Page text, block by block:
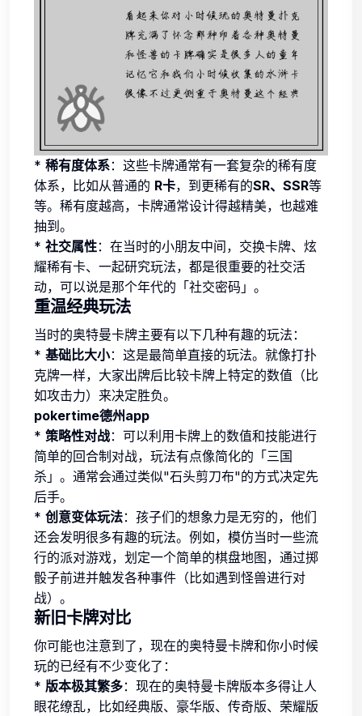
* 稀有度体系：这些卡牌通常有一套复杂的稀有度
体系，比如从普通的 R卡，到更稀有的SR、SSR等
等。稀有度越高，卡牌通常设计得越精美，也越难
抽到。
* 社交属性：在当时的小朋友中间，交换卡牌、炫
耀稀有卡、一起研究玩法，都是很重要的社交活
动，可以说是那个年代的「社交密码」。
重温经典玩法
当时的奥特曼卡牌主要有以下几种有趣的玩法：
* 基础比大小：这是最简单直接的玩法。就像打扑
克牌一样，大家出牌后比较卡牌上特定的数值（比
如攻击力）来决定胜负。
pokertime德州app
* 策略性对战：可以利用卡牌上的数值和技能进行
简单的回合制对战，玩法有点像简化的「三国
杀」。通常会通过类似"石头剪刀布"的方式决定先
后手。
* 创意变体玩法：孩子们的想象力是无穷的，他们
还会发明很多有趣的玩法。例如，模仿当时一些流
行的派对游戏，划定一个简单的棋盘地图，通过掷
骰子前进并触发各种事件（比如遇到怪兽进行对
战）。
新旧卡牌对比
你可能也注意到了，现在的奥特曼卡牌和你小时候
玩的已经有不少变化了：
* 版本极其繁多：现在的奥特曼卡牌版本多得让人
眼花缭乱，比如经典版、豪华版、传奇版、荣耀版